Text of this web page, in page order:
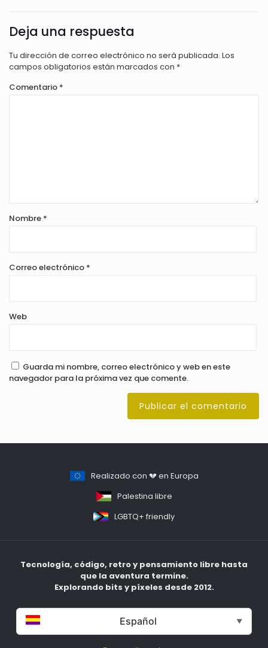
Deja una respuesta
Tu dirección de correo electrónico no será publicada. Los
campos obligatorios están marcados con *
Comentario *
Nombre *
Correo electrónico *
Web
Guarda mi nombre, correo electrónico y web en este
navegador para la próxima vez que comente.
Realizado con 💔 en Europa
Palestina libre
LGBTQ+ friendly
Tecnología, código, retro y pensamiento libre hasta
que la aventura termine.
Explorando bits y píxeles desde 2012.
Español ▼